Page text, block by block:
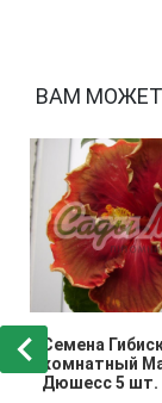
ВАМ
Семена
комнатный
Дюшесс 5 шт.